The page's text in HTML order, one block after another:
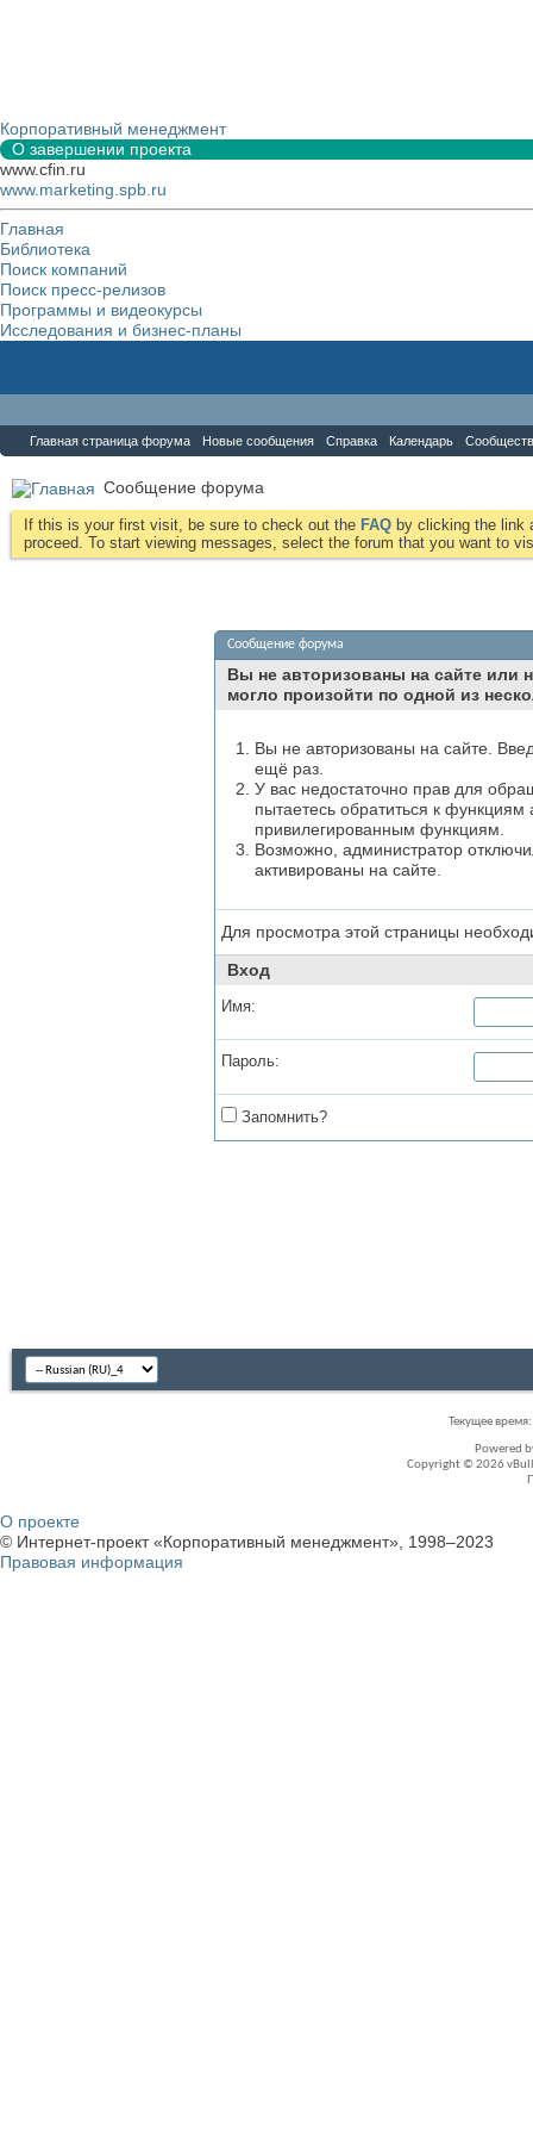
Корпоративный менеджмент
О завершении проекта
www.cfin.ru
www.marketing.spb.ru
Главная
Библиотека
Поиск компаний
Поиск пресс-релизов
Программы и видеокурсы
Исследования и бизнес-планы
Главная страница форума Новые сообщения Справка Календарь
Сообщение форума
If this is your first visit, be sure to check out the FAQ by clicking the link
proceed. To start viewing messages, select the forum that you want to
Сообщение форума
Вы не авторизованы на сайте или
могло произойти по одной из
Вы не авторизованы на сайте.
ещё раз.
У вас недостаточно прав для
пытаетесь обратиться к
привилегированным функциям.
Возможно, администратор
активированы на сайте.
Для просмотра этой страницы
Вход
Имя:
Пароль:
Запомнить?
Текущее время:
Powered
Copyright © 2026
О проекте
© Интернет-проект «Корпоративный менеджмент», 1998–2023
Правовая информация